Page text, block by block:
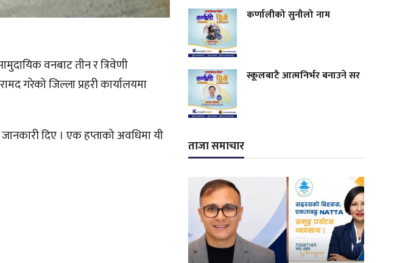
वनबाट तीन र त्रिवेणी
गरेको जिल्ला प्रहरी कार्यालयमा
दिए । एक हप्ताको अवधिमा यी
कर्णालीको सुनौलो नाम
स्कूलबाटै आत्मनिर्भर बनाउने सर
ताजा समाचार